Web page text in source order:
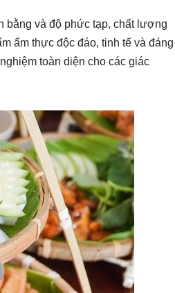
bằng và độ phức tạp, chất lượng
ẩm thực độc đáo, tinh tế và đáng
toàn diện cho các giác